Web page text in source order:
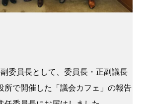
委員長として、委員長・正副議長
所で開催した「議会カフェ」の報告